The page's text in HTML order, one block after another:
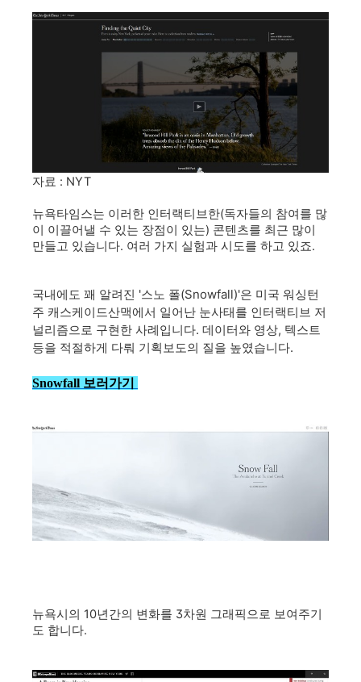
자료 : NYT
뉴욕타임스는 이러한 인터랙티브한(독자들의 참여를 많
이 이끌어낼 수 있는 장점이 있는) 콘텐츠를 최근 많이
만들고 있습니다. 여러 가지 실험과 시도를 하고 있죠.
국내에도 꽤 알려진 '스노 폴(Snowfall)'은 미국 워싱턴
주 캐스케이드산맥에서 일어난 눈사태를 인터랙티브 저
널리즘으로 구현한 사례입니다. 데이터와 영상, 텍스트
등을 적절하게 다뤄 기획보도의 질을 높였습니다.
Snowfall 보러가기
뉴욕시의 10년간의 변화를 3차원 그래픽으로 보여주기
도 합니다.